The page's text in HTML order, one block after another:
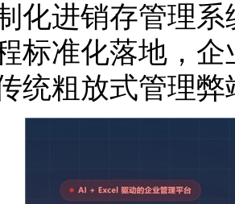
化进销存管理
标准化落地，
统粗放式管理弊